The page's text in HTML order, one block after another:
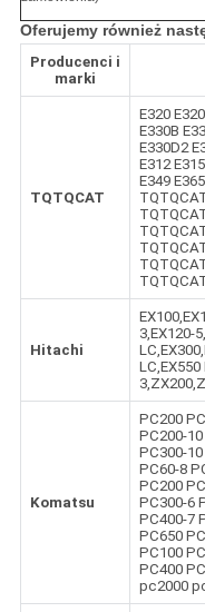
Oferujemy również
Producenci i
marki
TQTQCAT
E320
E330B
E330D2
E312
E349
Hitachi
3,EX120-
Komatsu
PC200
PC200-
PC300-
PC60-8
PC200
PC300-6
PC400-7
PC650
PC100
PC400
pc2000